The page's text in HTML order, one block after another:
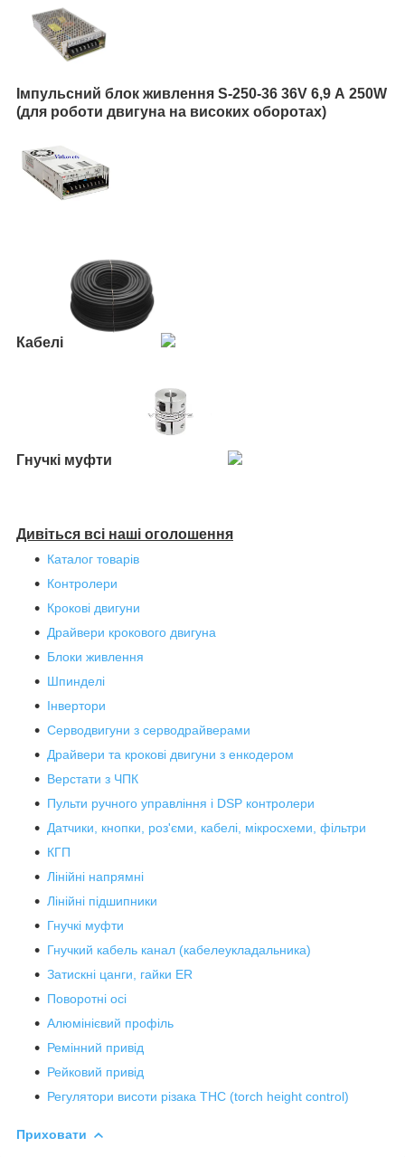
Імпульсний блок живлення S-250-36 36V 6,9 А 250W
(для роботи двигуна на високих оборотах)
Кабелі
Гнучкі муфти
Дивіться всі наші оголошення
Каталог товарів
Контролери
Крокові двигуни
Драйвери крокового двигуна
Блоки живлення
Шпинделі
Інвертори
Серводвигуни з серводрайверами
Драйвери та крокові двигуни з енкодером
Верстати з ЧПК
Пульти ручного управління і DSP контролери
Датчики, кнопки, роз'єми, кабелі, мікросхеми, фільтри
КГП
Лінійні напрямні
Лінійні підшипники
Гнучкі муфти
Гнучкий кабель канал (кабелеукладальника)
Затискні цанги, гайки ER
Поворотні осі
Алюмінієвий профіль
Ремінний привід
Рейковий привід
Регулятори висоти різака THC (torch height control)
Приховати